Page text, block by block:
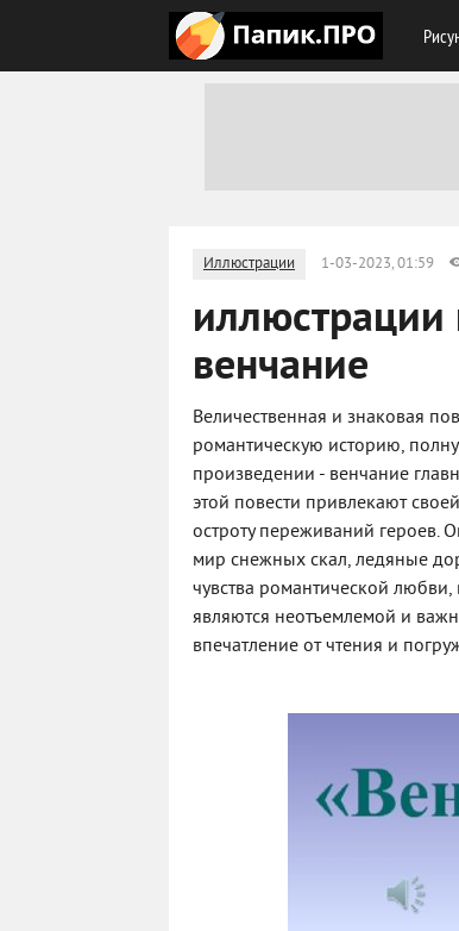
Иллюстрации 1-03-2023, 01:59
иллюстрации
венчание
Величественная и знаковая
романтическую историю,
произведении - венчание
этой повести привлекают
остроту переживаний героев.
мир снежных скал, ледяные
чувства романтической любви,
являются неотъемлемой и
впечатление от чтения и